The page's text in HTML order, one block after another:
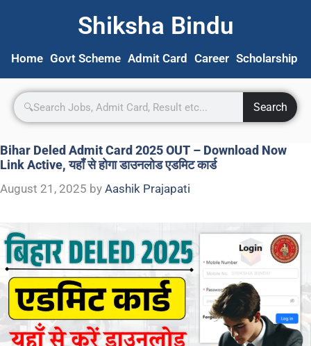
Shiksha Bindu
Home Govt Scheme Admit Card Career Scholarship
Search
Bihar Deled Admit Card 2025 OUT – Download Now
Link Active, यहाँ से होगा डाउनलोड एडमिट कार्ड
August 21, 2025 by Aashik Prajapati